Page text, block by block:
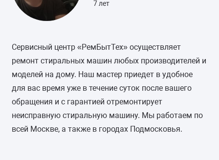
7 лет
Сервисный центр «РемБытТех» осуществляет
ремонт стиральных машин любых производителей и
моделей на дому. Наш мастер приедет в удобное
для вас время уже в течение суток после вашего
обращения и с гарантией отремонтирует
неисправную стиральную машину. Мы работаем по
всей Москве, а также в городах Подмосковья.